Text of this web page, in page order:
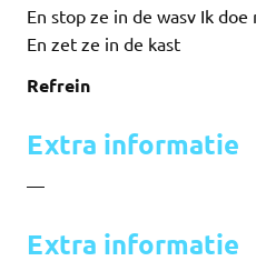
En stop ze in de wasv Ik
En zet ze in de kast
Refrein
Extra informatie
—
Extra informatie